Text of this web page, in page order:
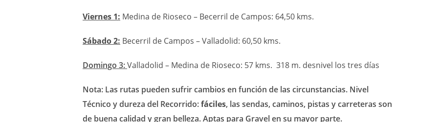
Viernes 1: Medina de Rioseco – Becerril de Campos: 64,50 kms.
Sábado 2: Becerril de Campos – Valladolid: 60,50 kms.
Domingo 3:Valladolid – Medina de Rioseco: 57 kms. 318 m. desnivel los tres días
Nota: Las rutas pueden sufrir cambios en función de las circunstancias. Nivel
Técnico y dureza del Recorrido:fáciles, las sendas, caminos, pistas y carreteras son
de buena calidad y gran belleza. Aptas para Gravel en su mayor parte.